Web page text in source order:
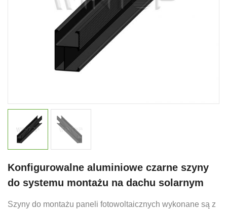
Konfigurowalne aluminiowe czarne szyny
do systemu montażu na dachu solarnym
Szyny do montażu paneli fotowoltaicznych wykonane są z